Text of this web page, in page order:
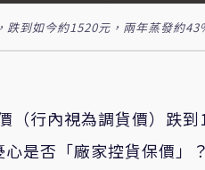
到如今約1520元，兩年蒸發約
（行內視為調貨價）跌
是否「廠家控貨保價」